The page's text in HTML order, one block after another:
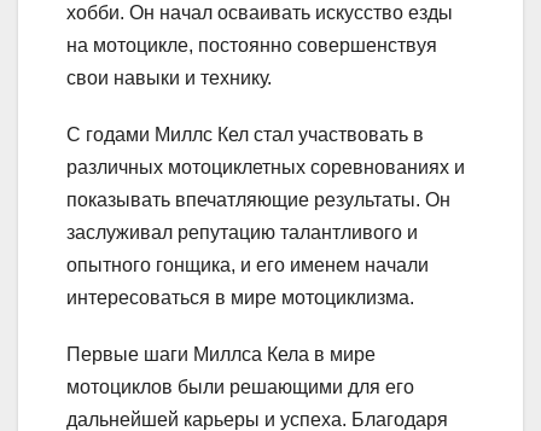
хобби. Он начал осваивать искусство езды
на мотоцикле, постоянно совершенствуя
свои навыки и технику.
С годами Миллс Кел стал участвовать в
различных мотоциклетных соревнованиях и
показывать впечатляющие результаты. Он
заслуживал репутацию талантливого и
опытного гонщика, и его именем начали
интересоваться в мире мотоциклизма.
Первые шаги Миллса Кела в мире
мотоциклов были решающими для его
дальнейшей карьеры и успеха. Благодаря